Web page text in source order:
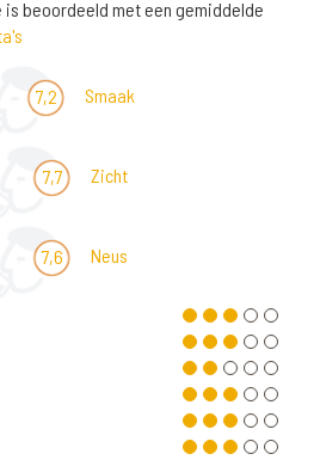
is beoordeeld met een gemiddelde
7,2 Smaak
7,7 Zicht
7,6 Neus